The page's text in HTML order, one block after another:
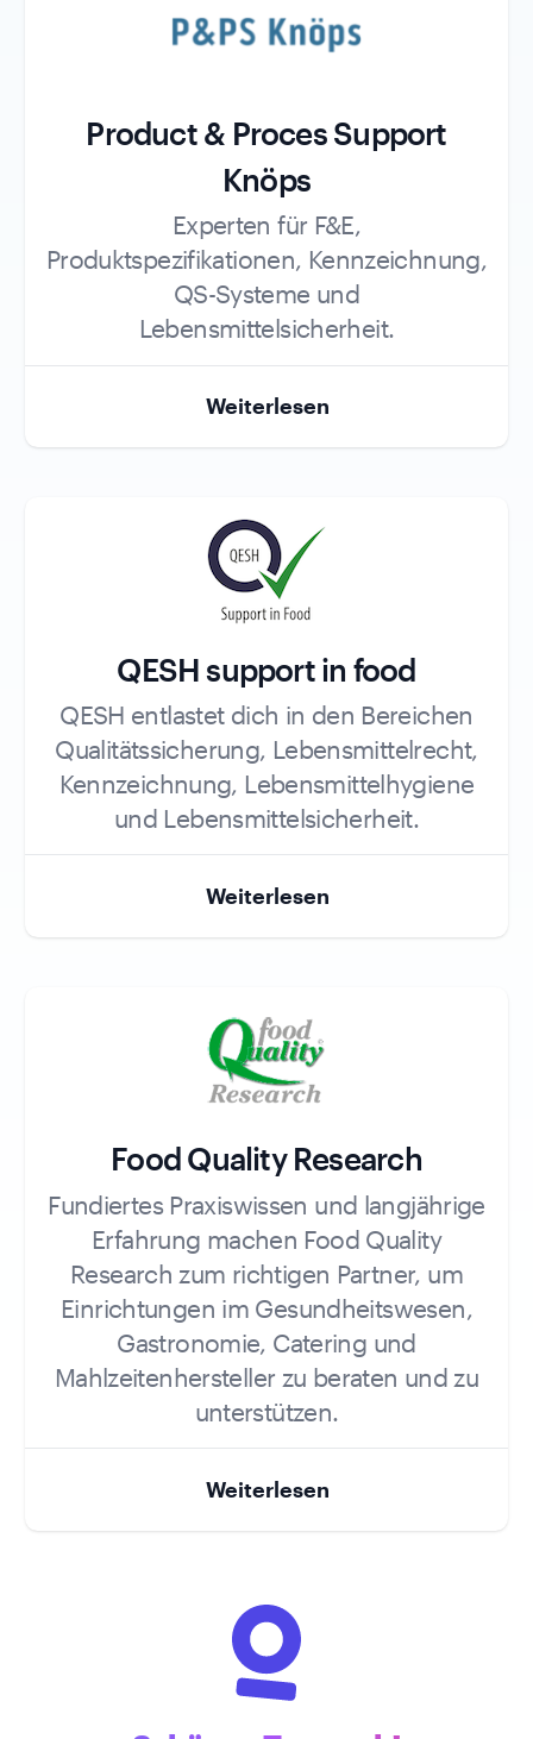
Product & Proces Support
Knöps
Experten für F&E,
Produktspezifikationen, Kennzeichnung,
QS-Systeme und
Lebensmittelsicherheit.
Weiterlesen
QESH support in food
QESH entlastet dich in den Bereichen
Qualitätssicherung, Lebensmittelrecht,
Kennzeichnung, Lebensmittelhygiene
und Lebensmittelsicherheit.
Role
Weiterlesen
Food Quality Research
Fundiertes Praxiswissen und langjährige
Erfahrung machen Food Quality
Research zum richtigen Partner, um
Einrichtungen im Gesundheitswesen,
Gastronomie, Catering und
Mahlzeitenhersteller zu beraten und zu
unterstützen.
Role
Weiterlesen